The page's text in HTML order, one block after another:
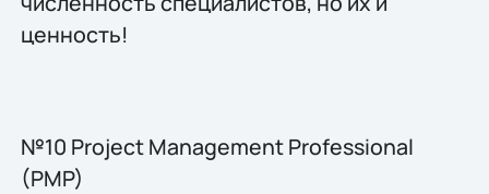
ценность!
№10 Project Management Professional
(PMP)